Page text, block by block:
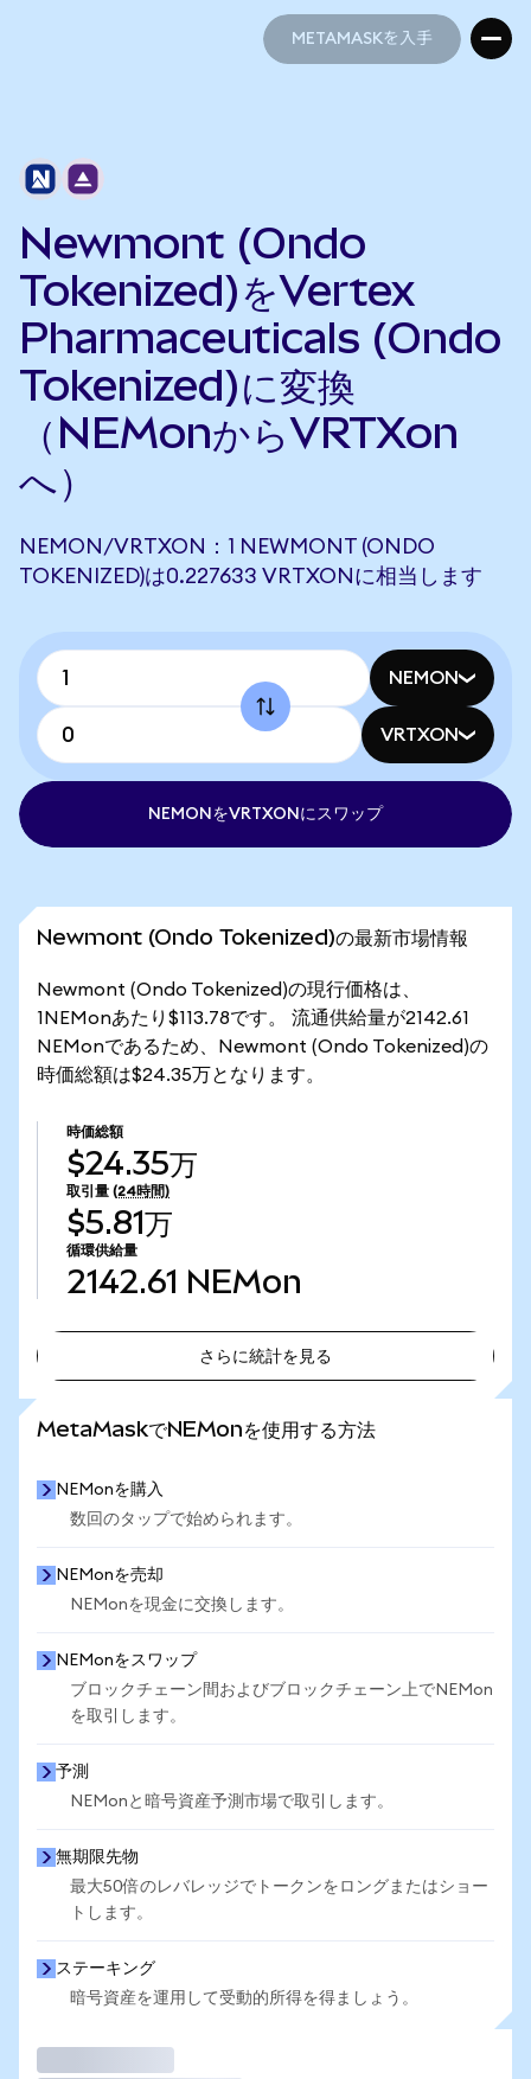
METAMASKを入手
Newmont (Ondo
Tokenized)をVertex
Pharmaceuticals (Ondo
Tokenized)に変換
（NEMonからVRTXon
へ）
NEMON/VRTXON：1 NEWMONT (ONDO
TOKENIZED)は0.227633 VRTXONに相当します
NEMON
VRTXON
NEMONをVRTXONにスワップ
Newmont (Ondo Tokenized)の最新市場情報
Newmont (Ondo Tokenized)の現行価格は、
1NEMonあたり$113.78です。 流通供給量が2142.61
NEMonであるため、Newmont (Ondo Tokenized)の
時価総額は$24.35万となります。
時価総額
$24.35万
取引量 (24時間)
$5.81万
循環供給量
2142.61 NEMon
さらに統計を見る
MetaMaskでNEMonを使用する方法
NEMonを購入
数回のタップで始められます。
NEMonを売却
NEMonを現金に交換します。
NEMonをスワップ
ブロックチェーン間およびブロックチェーン上でNEMon
を取引します。
予測
NEMonと暗号資産予測市場で取引します。
無期限先物
最大50倍のレバレッジでトークンをロングまたはショー
トします。
ステーキング
暗号資産を運用して受動的所得を得ましょう。